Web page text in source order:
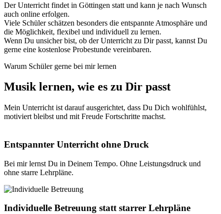
Der Unterricht findet in Göttingen statt und kann je nach Wunsch
auch online erfolgen.
Viele Schüler schätzen besonders die entspannte Atmosphäre und
die Möglichkeit, flexibel und individuell zu lernen.
Wenn Du unsicher bist, ob der Unterricht zu Dir passt, kannst Du
gerne eine kostenlose Probestunde vereinbaren.
Warum Schüler gerne bei mir lernen
Musik lernen, wie es zu Dir passt
Mein Unterricht ist darauf ausgerichtet, dass Du Dich wohlfühlst,
motiviert bleibst und mit Freude Fortschritte machst.
Entspannter Unterricht ohne Druck
Bei mir lernst Du in Deinem Tempo. Ohne Leistungsdruck und
ohne starre Lehrpläne.
Individuelle Betreuung statt starrer Lehrpläne